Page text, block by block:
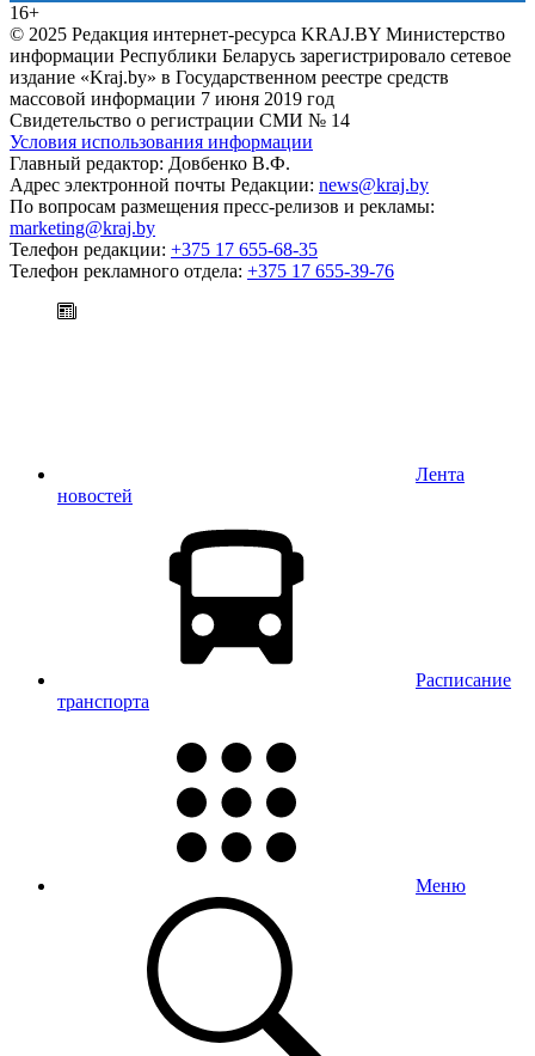
16+
© 2025 Редакция интернет-ресурса KRAJ.BY Министерство
информации Республики Беларусь зарегистрировало сетевое
издание «Kraj.by» в Государственном реестре средств
массовой информации 7 июня 2019 год
Свидетельство о регистрации СМИ № 14
Условия использования информации
Главный редактор: Довбенко В.Ф.
Адрес электронной почты Редакции: news@kraj.by
По вопросам размещения пресс-релизов и рекламы:
marketing@kraj.by
Телефон редакции: +375 17 655-68-35
Телефон рекламного отдела: +375 17 655-39-76
Лента
новостей
Расписание
транспорта
Меню